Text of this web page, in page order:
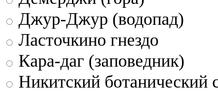
Джур-Джур (водопад)
Ласточкино гнездо
Кара-даг (заповедник)
Никитский ботанический